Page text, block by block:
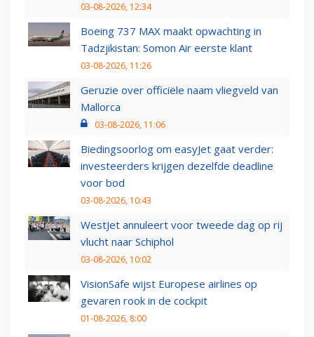
03-08-2026, 12:34
Boeing 737 MAX maakt opwachting in
Tadzjikistan: Somon Air eerste klant
03-08-2026, 11:26
Geruzie over officiële naam vliegveld van
Mallorca
03-08-2026, 11:06
Biedingsoorlog om easyJet gaat verder:
investeerders krijgen dezelfde deadline
voor bod
03-08-2026, 10:43
WestJet annuleert voor tweede dag op rij
vlucht naar Schiphol
03-08-2026, 10:02
VisionSafe wijst Europese airlines op
gevaren rook in de cockpit
01-08-2026, 8:00